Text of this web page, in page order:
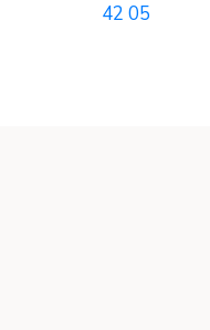
42 05